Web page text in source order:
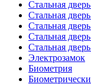
Стальная
Стальная
Стальная
Стальная
Стальная
Электрозамок
Биометрия